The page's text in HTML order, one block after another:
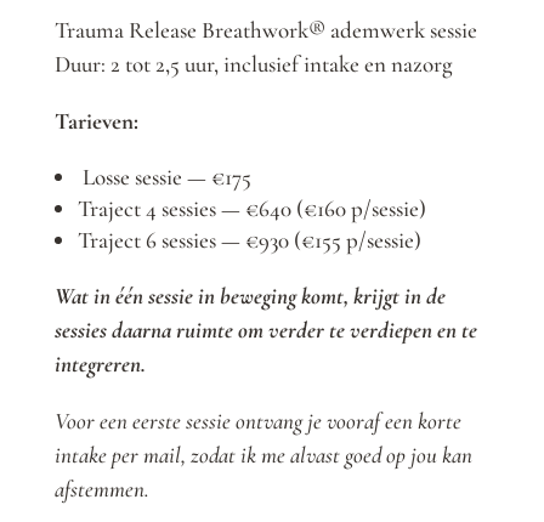
Trauma Release Breathwork® ademwerk sessie
Duur: 2 tot 2,5 uur, inclusief intake en nazorg
Tarieven:
Losse sessie — €175
Traject 4 sessies — €640 (€160 p/sessie)
Traject 6 sessies — €930 (€155 p/sessie)
Wat in één sessie in beweging komt, krijgt in de
sessies daarna ruimte om verder te verdiepen en te
integreren.
Voor een eerste sessie ontvang je vooraf een korte
intake per mail, zodat ik me alvast goed op jou kan
afstemmen.